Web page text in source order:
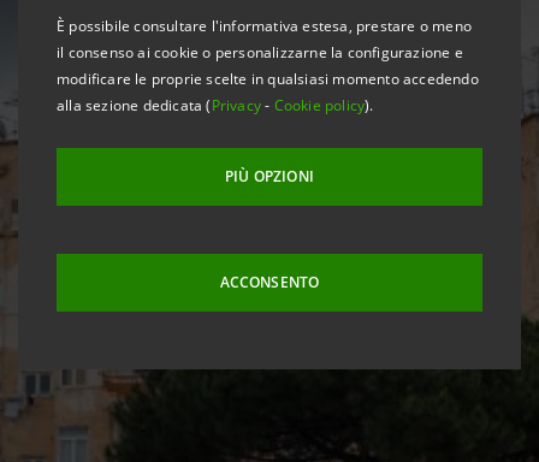
È possibile consultare l'informativa estesa, prestare o meno
il consenso ai cookie o personalizzarne la configurazione e
modificare le proprie scelte in qualsiasi momento accedendo
alla sezione dedicata (Privacy- Cookie policy).
PIÙ OPZIONI
ACCONSENTO